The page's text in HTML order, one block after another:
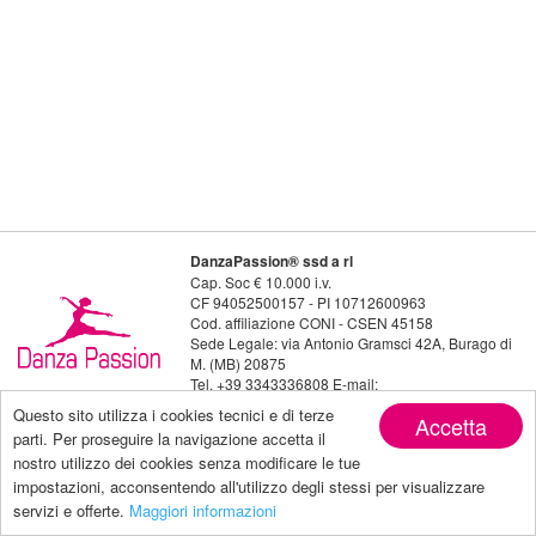
Accetta
Questo sito utilizza i cookies tecnici e di terze
parti. Per proseguire la navigazione accetta il
nostro utilizzo dei cookies senza modificare le tue
impostazioni, acconsentendo all'utilizzo degli stessi per visualizzare
servizi e offerte. Maggiori informazioni
DanzaPassion® ssd a rl
Cap. Soc € 10.000 i.v.
CF 94052500157 - PI 10712600963
Cod. affiliazione CONI - CSEN 45158
Sede Legale: via Antonio Gramsci 42A, Burago di
M. (MB) 20875
Tel. +39 3343336808 E-mail:
Seguici su:
Privacy policy| Copyright by Danza Passion |